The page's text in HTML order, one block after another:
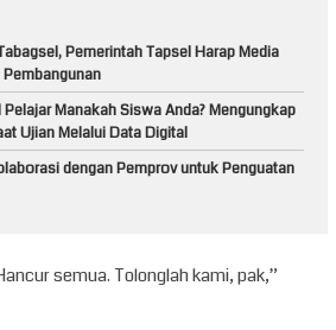
Pemerintah Tapsel Harap Media
Manakah Siswa Anda? Mengungkap
Ujian Melalui Data Digital
dengan Pemprov untuk Penguatan
semua. Tolonglah kami, pak,”